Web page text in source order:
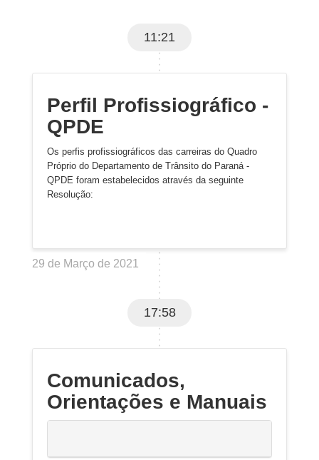
11:21
Perfil Profissiográfico -
QPDE
Os perfis profissiográficos das carreiras do Quadro
Próprio do Departamento de Trânsito do Paraná -
QPDE foram estabelecidos através da seguinte
Resolução:
29 de Março de 2021
17:58
Comunicados,
Orientações e Manuais